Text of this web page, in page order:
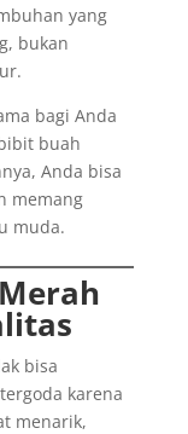
yang
bukan
bagi Anda
buah
Anda bisa
memang
muda.
bisa
karena
menarik,